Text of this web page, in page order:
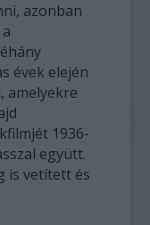
azonban
évek elején
amelyekre
1936-
együtt.
is vetített és